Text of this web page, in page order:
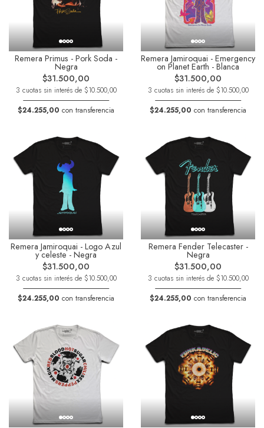
Remera Primus - Pork Soda -
Negra
$31.500,00
3 cuotas sin interés de $10.500,00
$24.255,00 con transferencia
Remera Jamiroquai - Emergency
on Planet Earth - Blanca
$31.500,00
3 cuotas sin interés de $10.500,00
$24.255,00 con transferencia
Remera Jamiroquai - Logo Azul
y celeste - Negra
$31.500,00
3 cuotas sin interés de $10.500,00
$24.255,00 con transferencia
Remera Fender Telecaster -
Negra
$31.500,00
3 cuotas sin interés de $10.500,00
$24.255,00 con transferencia